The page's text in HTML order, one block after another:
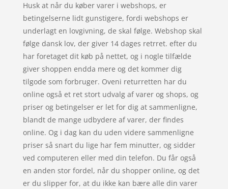
Husk at når du køber varer i webshops, er
betingelserne lidt gunstigere, fordi webshops er
underlagt en lovgivning, de skal følge. Webshop skal
følge dansk lov, der giver 14 dages retrret. efter du
har foretaget dit køb på nettet, og i nogle tilfælde
giver shoppen endda mere og det kommer dig
tilgode som forbruger. Oveni returretten har du
online også et ret stort udvalg af varer og shops, og
priser og betingelser er let for dig at sammenligne,
blandt de mange udbydere af varer, der findes
online. Og i dag kan du uden videre sammenligne
priser så snart du lige har fem minutter, og sidder
ved computeren eller med din telefon. Du får også
en anden stor fordel, når du shopper online, og det
er du slipper for, at du ikke kan bære alle din varer